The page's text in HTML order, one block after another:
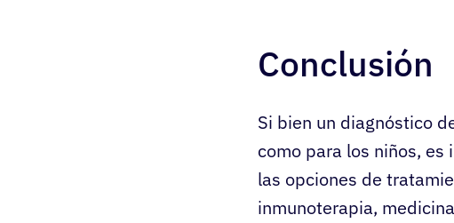
Conclusión
Si bien un diagnóstico
como para los niños,
las opciones de
inmunoterapia,